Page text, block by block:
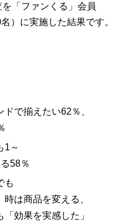
「ファンくる」会員
）に実施した結果です。
で揃えたい62％、
1～
58％
も
時は商品を変える、
効果を実感した」